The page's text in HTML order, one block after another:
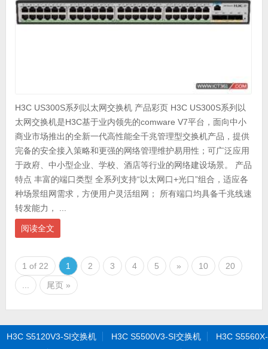
H3C US300S系列以太网交换机 产品彩页 H3C US300S系列以
太网交换机是H3C基于业内领先的comware V7平台，面向中小
商业市场推出的全新一代高性能全千兆管理型交换机产品，提供
完备的安全接入策略和更强的网络管理维护易用性；可广泛应用
于政府、中小型企业、学校、酒店等行业的网络建设场景。 产品
特点 丰富的端口类型 全系列支持“以太网口+光口”组合，适应各
种场景组网需求，方便用户灵活组网； 所有端口均具备千兆线速
转发能力， ...
阅读全文
1 of 22 1 2 3 4 5 » 10
20
尾页 »
H3C S5120V3-SI交换机 H3C S5500V3-SI交换机
H3C S5560X-